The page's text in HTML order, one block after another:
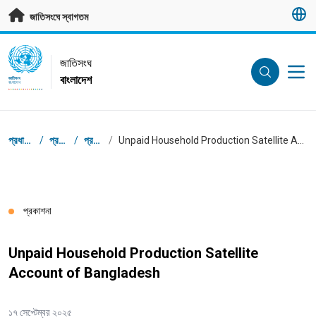
মূল প্রবন্ধে যান
জাতিসংঘে স্বাগতম
UN Logo
জাতিসংঘ
বাংলাদেশ
জাতিসংঘ
বাংলাদেশ
ব্রেডক্রাম্ব
প্রধান পাতা / প্রকাশনা / প্রকাশনা /
প্রকাশনা
Unpaid Household Production Satellite
Account of Bangladesh
১৭ সেপ্টেম্বর ২০২৫